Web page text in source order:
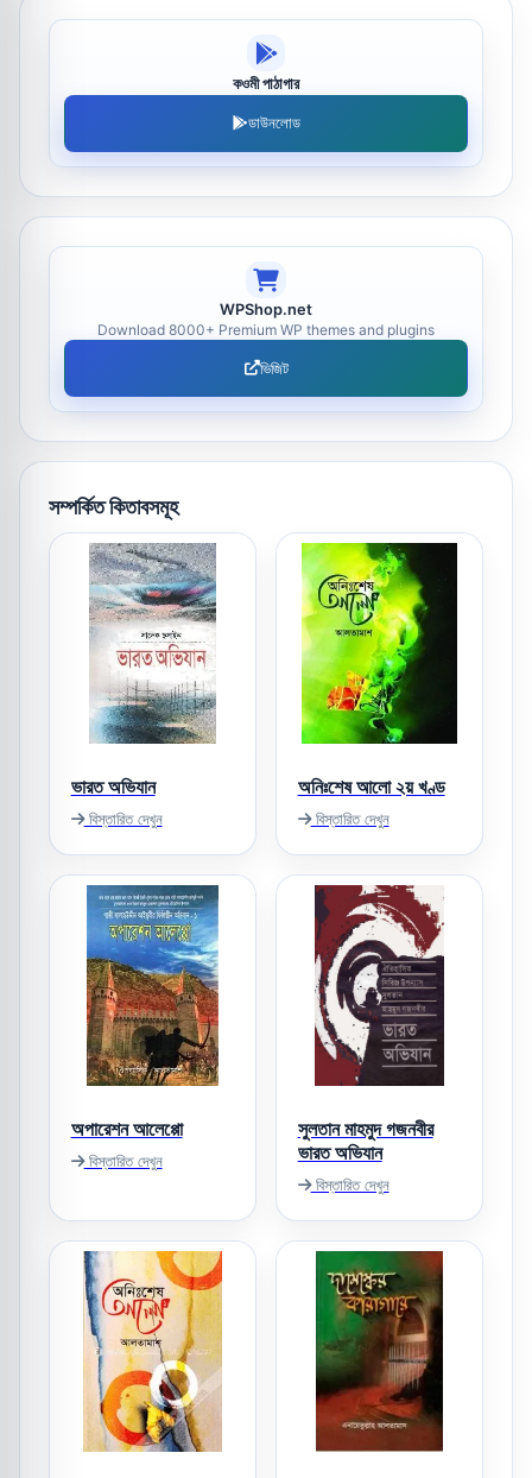
কওমী পাঠাগার
ডাউনলোড
WPShop.net
Download 8000+ Premium WP themes and plugins
ভিজিট
সম্পর্কিত কিতাবসমূহ
ভারত অভিযান
বিস্তারিত দেখুন
অনিঃশেষ আলো ২য় খণ্ড
বিস্তারিত দেখুন
অপারেশন আলেপ্পো
বিস্তারিত দেখুন
সুলতান মাহমুদ গজনবীর
ভারত অভিযান
বিস্তারিত দেখুন